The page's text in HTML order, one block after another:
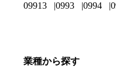
09913
0993 0994
業種から探す